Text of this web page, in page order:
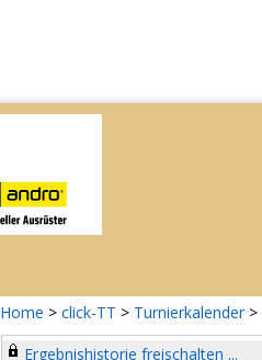
Home > click-TT > Turnierkalender >
Ergebnishistorie freischalten ...